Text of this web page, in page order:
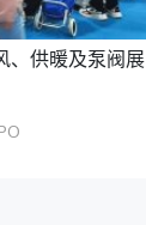
、供暖及泵阀展